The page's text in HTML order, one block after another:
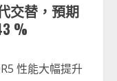
交替，預期
%
性能大幅提升